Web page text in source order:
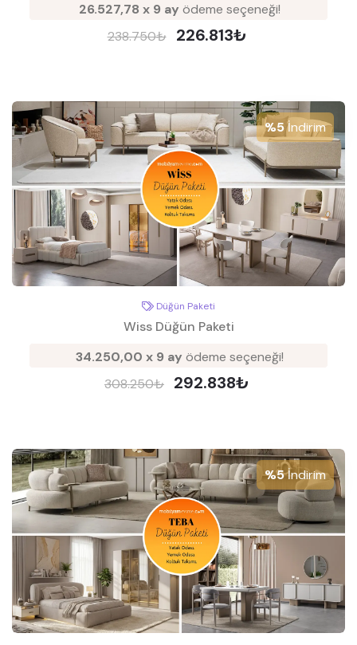
26.527,78 x 9 ay ödeme seçeneği!
238.750₺
226.813₺
%5İndirim
Düğün Paketi
Wiss Düğün Paketi
34.250,00 x 9 ay ödeme seçeneği!
308.250₺
292.838₺
%5İndirim